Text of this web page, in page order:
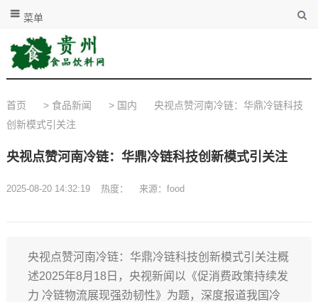
菜单
首页 > 食品新闻 > 国内
央视点赞河南冷链：华鼎冷链科技
创新模式引关注
央视点赞河南冷链：华鼎冷链科技创新模式引关注
2025-08-20 14:32:19 热度： 来源：food
央视点赞河南冷链：华鼎冷链科技创新模式引关注概
述2025年8月18日，央视新闻以《促消费政策持续发
力 冷链物流展现强劲韧性》为题，深度报道我国冷